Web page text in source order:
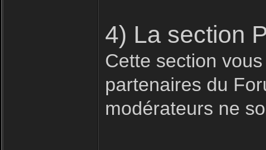
4) La section
Cette section
partenaires du
modérateurs ne